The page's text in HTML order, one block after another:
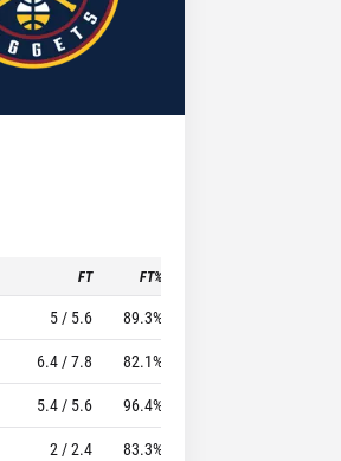
FT FT%
5 / 5.6 89.3%
6.4 / 7.8 82.1%
5.4 / 5.6 96.4%
2 / 2.4 83.3%